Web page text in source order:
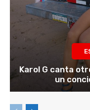
Karol G canta
un